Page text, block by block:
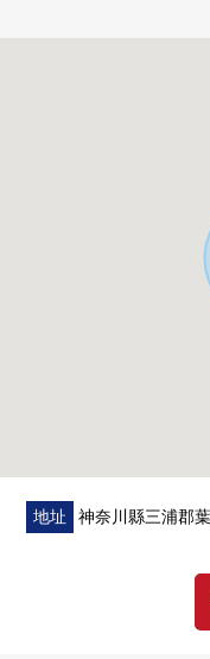
■ 在找想要的家方
房屋的詳細、需討論
地址 神奈川縣三浦郡